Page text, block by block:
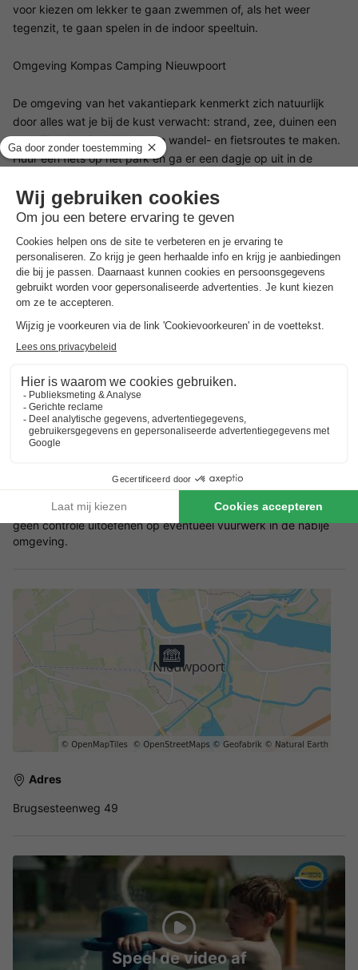
voor kiezen om lekker te gaan zwemmen of, als het weer
tegenzit, te gaan spelen in de indoor speeltuin.
Omgeving Kompas Camping Nieuwpoort
De omgeving van het vakantiepark kenmerkt zich natuurlijk
door alles wat je bij de kust verwacht: strand, zee, duinen een
een dijk. Ideaal om dus lange wandel- en fietsroutes te maken.
Huur een fiets op het park en ga er een dagje op uit in de
van Nieuwpoort-Stad op loopafstand. Blijf je wat langer? Maak
dan een leuke stedentrip naar bijvoorbeeld Brugge (45 km).
Ideaal om met het hele gezin naartoe te gaan.
Goed omte weten
Voorkeuren
Voor voorkeuren zoals bijvoorbeeld de ligging van je
Reserveren meerdere accommodaties
Reserveringen met meerdere accommodaties zijn pas
gegarandeerd wanneer u een factuur vanuit het park ontvangt.
Houd er rekening mee dat er geen vuurwerk wordt
georganiseerd binnen het vakantiepark. Het park kan echter
geen controle uitoefenen op eventueel vuurwerk in de nabije
omgeving.
Adres
Brugsesteenweg 49
Speel de video af